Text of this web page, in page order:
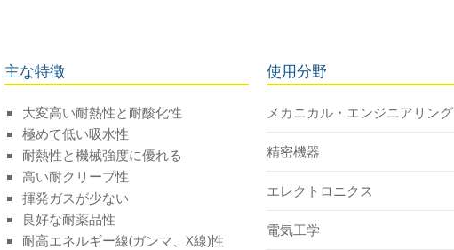
主な特徴
大変高い耐熱性と耐酸化性
極めて低い吸水性
耐熱性と機械強度に優れる
高い耐クリープ性
揮発ガスが少ない
良好な耐薬品性
耐高エネルギー線(ガンマ、X線)性
使用分野
メカニカル・エンジニアリング
精密機器
エレクトロニクス
電気工学